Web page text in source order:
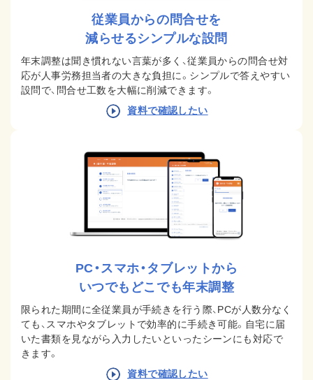
従業員からの問合せを
減らせるシンプルな設問
年末調整は聞き慣れない言葉が多く、従業員からの問合せ対
応が人事労務担当者の大きな負担に。 シンプルで答えやすい
設問で、問合せ工数を大幅に削減できます。
資料で確認したい
PC・スマホ・タブレットから
いつでもどこでも年末調整
限られた期間に全従業員が手続きを行う際、PCが人数分なく
ても、スマホやタブレットで効率的に手続き可能。 自宅に届
いた書類を見ながら入力したいといったシーンにも対応で
きます。
資料で確認したい